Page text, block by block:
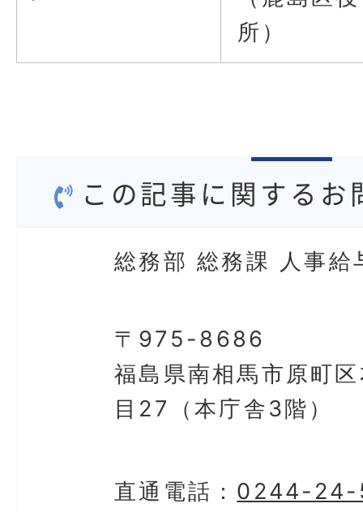
所）
この記事に関するお
総務部 総務課 人事給
〒975-8686
福島県南相馬市原町
目27（本庁舎3階）
直通電話： 0244-24-